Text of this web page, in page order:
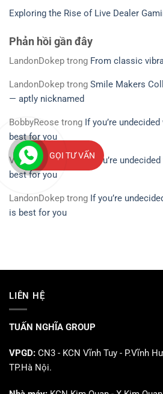
Exploring the Rise of Live Dealer
Phản hồi gần đây
LandonDokep trong From classic
LandonDokep trong Smile Makers
— aptly nicknamed
BobbyReose trong If you’re
best for you
VincentflugstrongIf you’re
best for you
LandonDokep trong If you’re
is best for you
LIÊN HỆ
TUẤN NGHĨA GROUP
VPGD: CN3 - KCN Vĩnh Tuy - P.Vĩnh
TP.Hà Nội.
GỌI TƯ VẤN